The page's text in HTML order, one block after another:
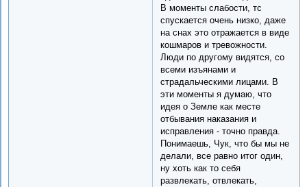
В моменты слабости, тс
спускается очень низко, даже
на снах это отражается в виде
кошмаров и тревожности.
Люди по другому видятся, со
всеми изъянами и
страдальческими лицами. В
эти моменты я думаю, что
идея о Земле как месте
отбывания наказания и
исправления - точно правда.
Понимаешь, Чук, что бы мы не
делали, все равно итог один,
ну хоть как то себя
развлекать, отвлекать,